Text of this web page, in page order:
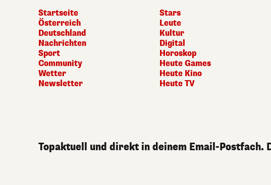
Startseite
Österreich
Deutschland
Nachrichten
Sport
Community
Wetter
Newsletter
Stars
Leute
Kultur
Digital
Horoskop
Heute Games
Heute Kino
Heute TV
Topaktuell und direkt in deinem Email-Postfach.